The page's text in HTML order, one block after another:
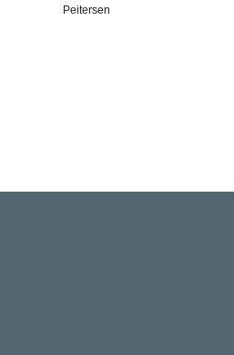
Peitersen